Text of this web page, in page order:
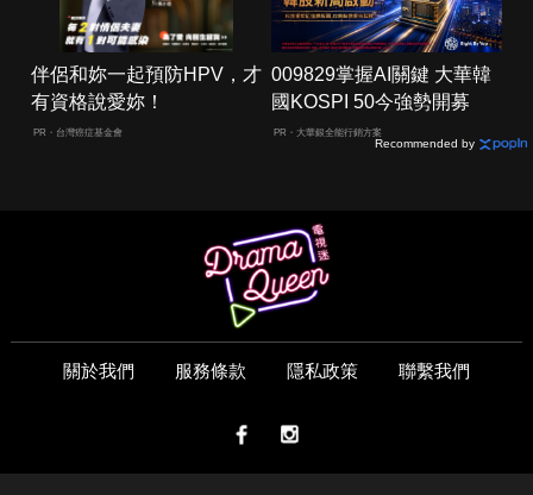
伴侶和妳一起預防HPV，才
有資格說愛妳！
PR・台灣癌症基金會
009829掌握AI關鍵 大華韓
國KOSPI 50今強勢開募
PR・大華銀全能行銷方案
Recommended by
關於我們 服務條款 隱私政策 聯繫我們